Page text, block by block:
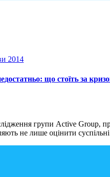
що стоїть за
групи Active Group,
не лише оцінити